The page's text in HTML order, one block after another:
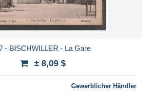
- BISCHWILLER - La Gare
± 8,09 $
Gewerblicher Händler